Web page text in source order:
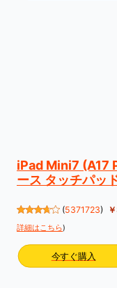
iPad Mini7 (A17
ース タッチパッ
(5371723)
詳細はこちら)
今すぐ購入